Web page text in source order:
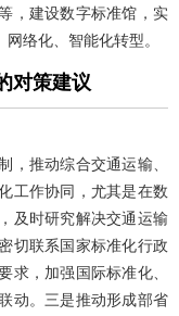
，建设数字标准馆，实
络化、智能化转型。
对策建议
，推动综合交通运输、
工作协同，尤其是在数
及时研究解决交通运输
切联系国家标准化行政
求，加强国际标准化、
动。三是推动形成部省